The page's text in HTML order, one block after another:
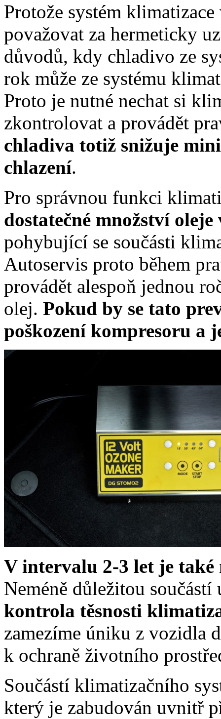
Protože systém
považovat za hermeticky
důvodů, kdy chladivo ze
rok může ze systému
Proto je nutné nechat si
zkontrolovat a provádět
chladiva totiž snižuje
chlazení.
Pro správnou funkci
dostatečné množství oleje
pohybující se součásti
Autoservis proto během
provádět alespoň jednou
olej. Pokud by se tato
poškození kompresoru a
V intervalu 2-3 let je také
Neméně důležitou
kontrola těsnosti
zamezíme úniku z vozidla
k ochraně životního
Součástí klimatizačního
který je zabudován uvnitř